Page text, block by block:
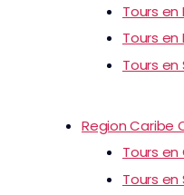
Tours en
Tours
Tours
Region Caribe
Tours
Tours en